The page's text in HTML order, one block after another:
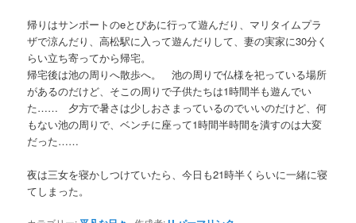
帰りはサンポートのeとぴあに行って遊んだり、マリタイムプラ
ザで涼んだり、高松駅に入って遊んだりして、妻の実家に30分く
らい立ち寄ってから帰宅。
帰宅後は池の周りへ散歩へ。 池の周りで仏様を祀っている場所
があるのだけど、そこの周りで子供たちは1時間半も遊んでい
た…… 夕方で暑さは少しおさまっているのでいいのだけど、何
もない池の周りで、ベンチに座って1時間半時間を潰すのは大変
だった……
夜は三女を寝かしつけていたら、今日も21時半くらいに一緒に寝
てしまった。